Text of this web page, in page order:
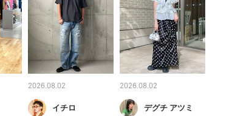
2026.08.02
イチロ
2026.08.02
デグチ アツミ